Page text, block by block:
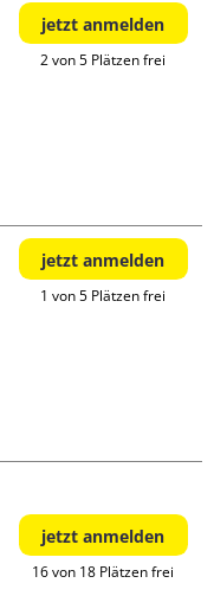
jetzt anmelden
2 von 5 Plätzen frei
jetzt anmelden
1 von 5 Plätzen frei
jetzt anmelden
16 von 18 Plätzen frei